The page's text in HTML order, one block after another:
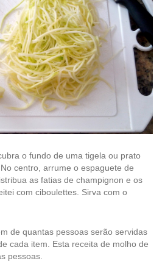
o fundo de uma tigela ou prato
centro, arrume o espaguete de
as fatias de champignon e os
com ciboulettes. Sirva com o
de quantas pessoas serão servidas
cada item. Esta receita de molho de
pessoas.